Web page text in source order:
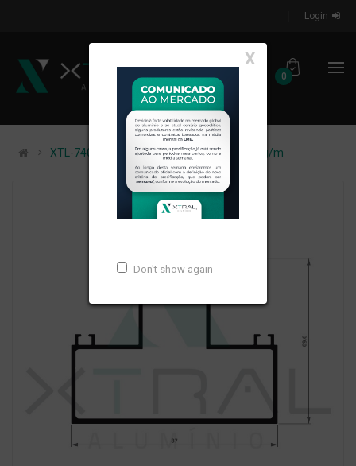
Login
0
X
Don't show again
XTL-740 - (XA-400) - PESO LINEAR: 1,737kg/m